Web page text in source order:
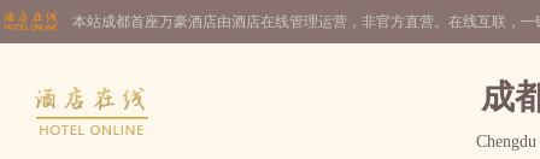
本站成都首座万豪酒店由酒店在线管理运营，非官方直营。在线互联，
成